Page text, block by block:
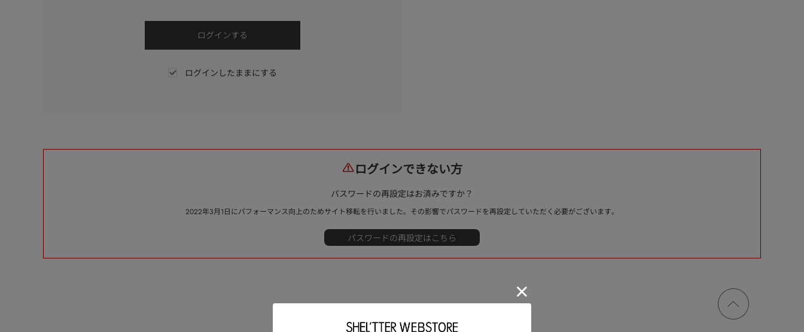
ログインしたままにする
ログインできない方
パスワードの再設定はお済みですか？
2022年3月1日にパフォーマンス向上のためサイト移転を行いました。その影響でパスワードを再設定していただく必要がございます。
ページ
トップ